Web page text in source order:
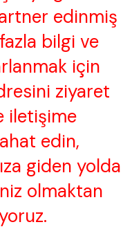
edinmiş
bilgi ve
için
ziyaret
iletişime
edin,
giden yolda
olmaktan